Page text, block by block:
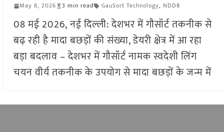
May 8, 2026 3 min read GauSort Technology, NDDB
08 मई 2026, नई दिल्ली: देशभर में गौसॉर्ट तकनीक से
बढ़ रही है मादा बछड़ों की संख्या, डेयरी क्षेत्र में आ रहा
बड़ा बदलाव – देशभर में गौसॉर्ट नामक स्वदेशी लिंग
चयन वीर्य तकनीक के उपयोग से मादा बछड़ों के जन्म में